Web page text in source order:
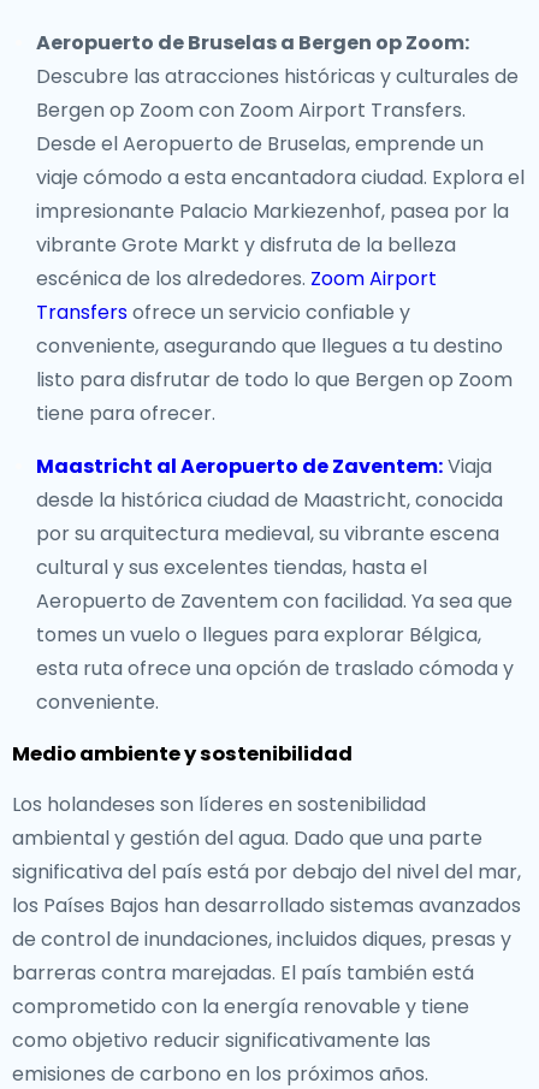
Aeropuerto de Bruselas a Bergen op Zoom:
Descubre las atracciones históricas y culturales de
Bergen op Zoom con Zoom Airport Transfers.
Desde el Aeropuerto de Bruselas, emprende un
viaje cómodo a esta encantadora ciudad. Explora el
impresionante Palacio Markiezenhof, pasea por la
vibrante Grote Markt y disfruta de la belleza
escénica de los alrededores. Zoom Airport
Transfersofrece un servicio confiable y
conveniente, asegurando que llegues a tu destino
listo para disfrutar de todo lo que Bergen op Zoom
tiene para ofrecer.
Maastricht al Aeropuerto de Zaventem:Viaja
desde la histórica ciudad de Maastricht, conocida
por su arquitectura medieval, su vibrante escena
cultural y sus excelentes tiendas, hasta el
Aeropuerto de Zaventem con facilidad. Ya sea que
tomes un vuelo o llegues para explorar Bélgica,
esta ruta ofrece una opción de traslado cómoda y
conveniente.
Medio ambiente y sostenibilidad
Los holandeses son líderes en sostenibilidad
ambiental y gestión del agua. Dado que una parte
significativa del país está por debajo del nivel del mar,
los Países Bajos han desarrollado sistemas avanzados
de control de inundaciones, incluidos diques, presas y
barreras contra marejadas. El país también está
comprometido con la energía renovable y tiene
como objetivo reducir significativamente las
emisiones de carbono en los próximos años.